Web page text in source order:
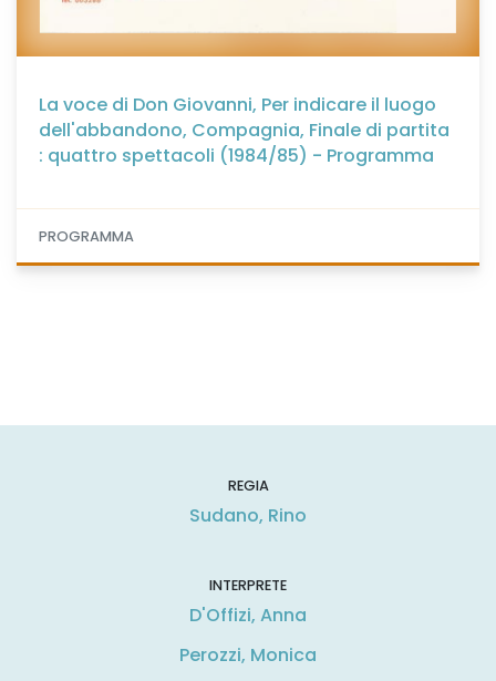
La voce di Don Giovanni, Per indicare il luogo
dell'abbandono, Compagnia, Finale di partita
: quattro spettacoli (1984/85) - Programma
PROGRAMMA
REGIA
Sudano, Rino
INTERPRETE
D'Offizi, Anna
Perozzi, Monica